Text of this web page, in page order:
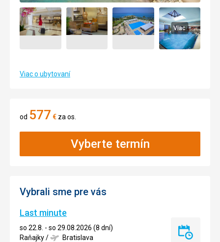
Viac
Viac o ubytovaní
od 577 € za os.
Vyberte termín
Vybrali sme pre vás
Last minute
so 22.8. - so 29.08.2026 (8 dní)
Raňajky/ Bratislava
Last